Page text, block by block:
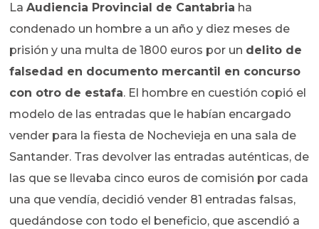
LaAudiencia Provincial de Cantabria ha
condenado un hombre a un año y diez meses de
prisión y una multa de 1800 euros por un delito de
falsedad en documento mercantil en concurso
con otro de estafa. El hombre en cuestión copió el
modelo de las entradas que le habían encargado
vender para la fiesta de Nochevieja en una sala de
Santander. Tras devolver las entradas auténticas, de
las que se llevaba cinco euros de comisión por cada
una que vendía, decidió vender 81 entradas falsas,
quedándose con todo el beneficio, que ascendió a